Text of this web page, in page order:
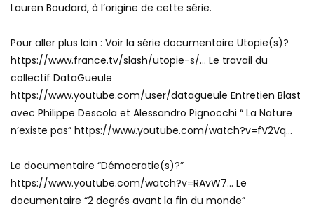
Lauren Boudard, à l’origine de cette série.
Pour aller plus loin : Voir la série documentaire Utopie(s)?
https://www.france.tv/slash/utopie-s/… Le travail du
collectif DataGueule
https://www.youtube.com/user/datagueule Entretien Blast
avec Philippe Descola et Alessandro Pignocchi “ La Nature
n’existe pas” https://www.youtube.com/watch?v=fV2Vq…
Le documentaire “Démocratie(s)?”
https://www.youtube.com/watch?v=RAvW7… Le
documentaire “2 degrés avant la fin du monde”